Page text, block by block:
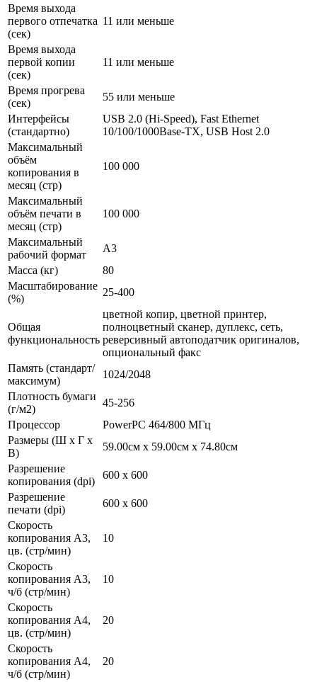
Время выхода
первого отпечатка
(сек)
11 или меньше
Время выхода
первой копии
(сек)
11 или меньше
Время прогрева
(сек)
55 или меньше
Интерфейсы
(стандартно)
USB 2.0 (Hi-Speed), Fast Ethernet
10/100/1000Base-TX, USB Host 2.0
Максимальный
объём
копирования в
месяц (стр)
100 000
Максимальный
объём печати в
месяц (стр)
100 000
Максимальный
рабочий формат
A3
Масса (кг)
80
Масштабирование
(%)
25-400
Общая
функциональность
цветной копир, цветной принтер,
полноцветный сканер, дуплекс, сеть,
реверсивный автоподатчик оригиналов,
опциональный факс
Память (стандарт/
максимум)
1024/2048
Плотность бумаги
(г/м2)
45-256
Процессор
PowerPC 464/800 МГц
Размеры (Ш x Г x
В)
59.00см x 59.00см x 74.80см
Разрешение
копирования (dpi)
600 x 600
Разрешение
печати (dpi)
600 x 600
Скорость
копирования А3,
цв. (стр/мин)
10
Скорость
копирования А3,
ч/б (стр/мин)
10
Скорость
копирования А4,
цв. (стр/мин)
20
Скорость
копирования А4,
ч/б (стр/мин)
20